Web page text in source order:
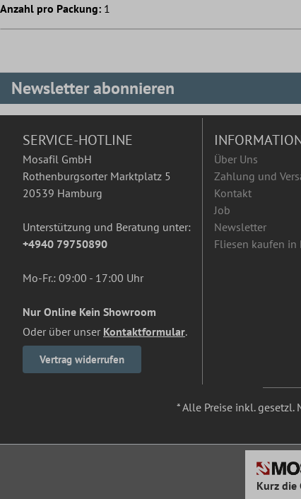
Anzahl pro Packung: 1
Newsletter abonnieren
SERVICE-HOTLINE
Mosafil GmbH
Rothenburgsorter Marktplatz 5
20539 Hamburg
Unterstützung und Beratung unter:
+4940 79750890
Mo-Fr.: 09:00 - 17:00 Uhr
Nur Online Kein Showroom
Oder über unser Kontaktformular.
Vertrag widerrufen
Über Uns
Zahlung und
Kontakt
Job
Newsletter
Fliesen kaufen in
* Alle Preise inkl. gesetzl.
Kurz die